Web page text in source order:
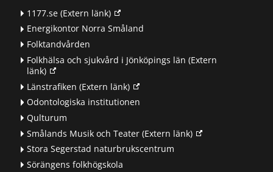
1177.se(Extern länk)
Energikontor Norra Småland
Folktandvården
Folkhälsa och sjukvård i Jönköpings län (Extern
länk)
Länstrafiken (Extern länk)
Odontologiska institutionen
Qulturum
Smålands Musik och Teater(Extern länk)
Stora Segerstad naturbrukscentrum
Sörängens folkhögskola